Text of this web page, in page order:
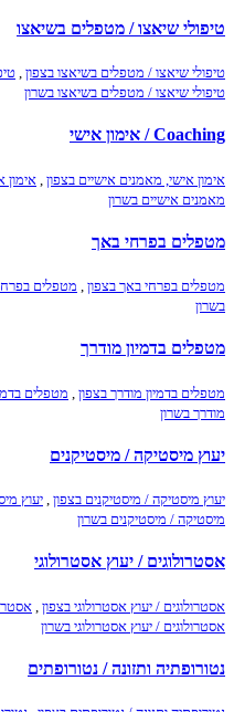
טיפולי שיאצו / מטפלים בשיאצו
טיפולי שיאצו / מטפלים בשיאצו בצפון
טיפולי שיאצו / מטפלים בשיאצו בשרון
Coaching / אימון אישי
אימון אישי, מאמנים אישיים בצפון אימון
מאמנים אישיים בשרון
מטפלים בפרחי באך
מטפלים בפרחי באך בצפון , מטפלים
בשרון
מטפלים בדמיון מודרך
מטפלים בדמיון מודרך בצפון מטפלים
מודרך בשרון
יעוץ מיסטיקה / מיסטיקנים
יעוץ מיסטיקה / מיסטיקנים בצפון , יעוץ
מיסטיקה / מיסטיקנים בשרון
אסטרולוגים / יעוץ אסטרולוגי
אסטרולוגים / יעוץ אסטרולוגי בצפון
אסטרולוגים / יעוץ אסטרולוגי בשרון
נטורופתיה ותזונה / נטורופתים